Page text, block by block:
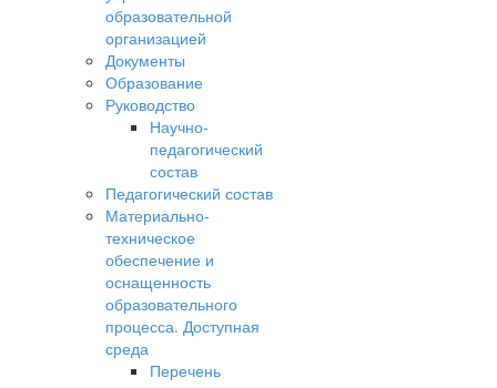
образовательной
организацией
Документы
Образование
Руководство
Научно-
педагогический
состав
Педагогический состав
Материально-
техническое
обеспечение и
оснащенность
образовательного
процесса. Доступная
среда
Перечень